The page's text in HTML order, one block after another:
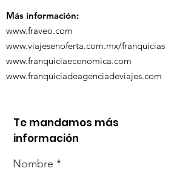
Más información:
www.fraveo.com
www.viajesenoferta.com.mx/franquicias
www.franquiciaeconomica.com
www.franquiciadeagenciadeviajes.com
Te mandamos más
información
Nombre